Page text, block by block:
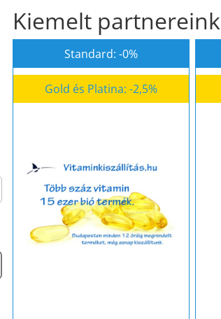
Kiemelt partnereink
Standard: -0%
Gold és Platina: -2,5%